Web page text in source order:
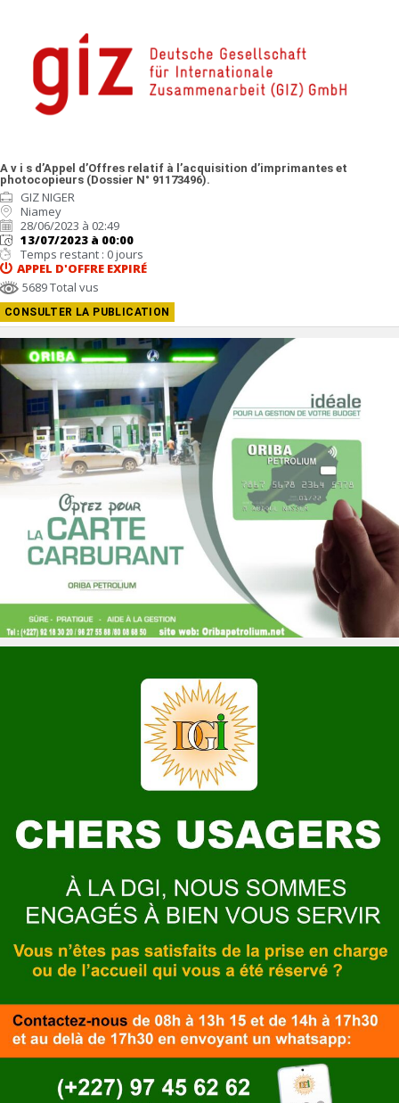
A v i s d’Appel d’Offres relatif à l’acquisition d’imprimantes et
photocopieurs (Dossier N° 91173496).
GIZ NIGER
Niamey
28/06/2023 à 02:49
13/07/2023 à 00:00
Temps restant : 0 jours
APPEL D'OFFRE EXPIRÉ
5689 Total vus
CONSULTER LA PUBLICATION